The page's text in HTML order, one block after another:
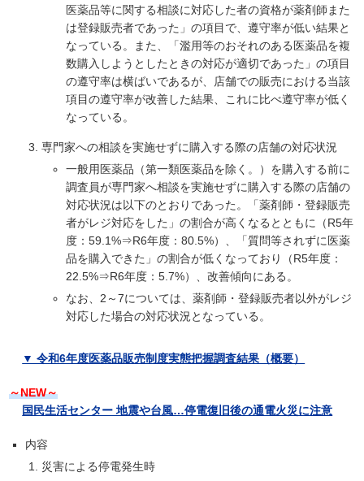
医薬品等に関する相談に対応した者の資格が薬剤師また
は登録販売者であった」の項目で、遵守率が低い結果と
なっている。また、「濫用等のおそれのある医薬品を複
数購入しようとしたときの対応が適切であった」の項目
の遵守率は横ばいであるが、店舗での販売における当該
項目の遵守率が改善した結果、これに比べ遵守率が低く
なっている。
専門家への相談を実施せずに購入する際の店舗の対応状況
一般用医薬品（第一類医薬品を除く。）を購入する前に
調査員が専門家へ相談を実施せずに購入する際の店舗の
対応状況は以下のとおりであった。「薬剤師・登録販売
者がレジ対応をした」の割合が高くなるとともに（R5年
度：59.1%⇒R6年度：80.5%）、「質問等されずに医薬
品を購入できた」の割合が低くなっており（R5年度：
22.5%⇒R6年度：5.7%）、改善傾向にある。
なお、2～7については、薬剤師・登録販売者以外がレジ
対応した場合の対応状況となっている。
▼ 令和6年度医薬品販売制度実態把握調査結果（概要）
～NEW～
国民生活センター 地震や台風…停電復旧後の通電火災に注意
内容
災害による停電発生時